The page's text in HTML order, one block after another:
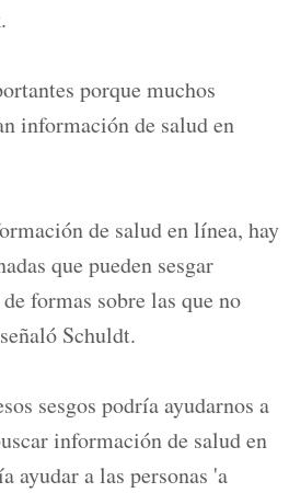
porque muchos
información de salud en
de salud en línea, hay
que pueden sesgar
formas sobre las que no
Schuldt.
sesgos podría ayudarnos a
información de salud en
ayudar a las personas 'a